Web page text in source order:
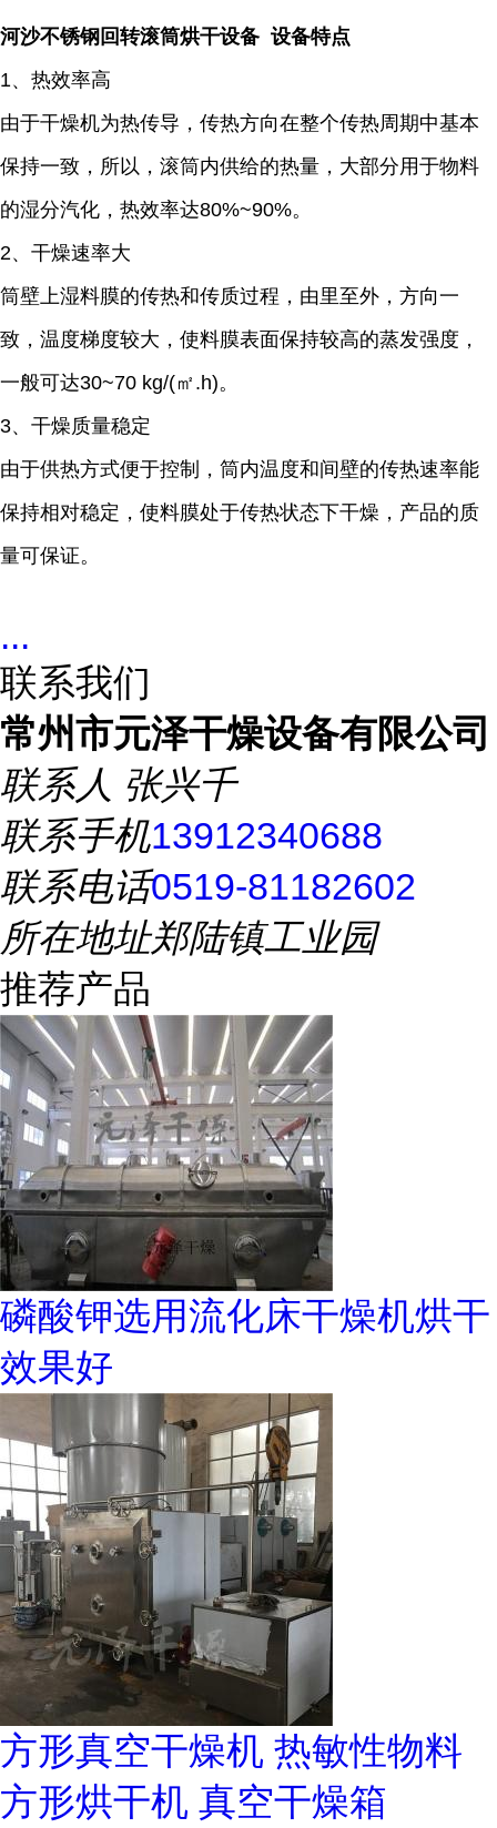
河沙不锈钢回转滚筒烘干设备 设备特点
1、热效率高
由于干燥机为热传导，传热方向在整个传热周期中基本
保持一致，所以，滚筒内供给的热量，大部分用于物料
的湿分汽化，热效率达80%~90%。
2、干燥速率大
筒壁上湿料膜的传热和传质过程，由里至外，方向一
致，温度梯度较大，使料膜表面保持较高的蒸发强度，
一般可达30~70 kg/(㎡.h)。
3、干燥质量稳定
由于供热方式便于控制，筒内温度和间壁的传热速率能
保持相对稳定，使料膜处于传热状态下干燥，产品的质
量可保证。
...
联系我们
常州市元泽干燥设备有限公司
联系人 张兴千
联系手机13912340688
联系电话0519-81182602
所在地址郑陆镇工业园
推荐产品
磷酸钾选用流化床干燥机烘干
效果好
方形真空干燥机 热敏性物料
方形烘干机 真空干燥箱